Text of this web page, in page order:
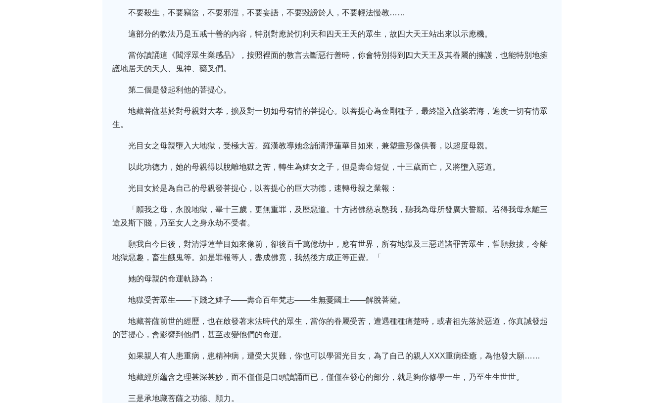
不要殺生，不要竊盜，不要邪淫，不要妄語，不要毀謗於人，不要輕法慢教……
這部分的教法乃是五戒十善的內容，特別對應於忉利天和四天王天的眾生，故四大天王站出來以示應機。
當你讀誦這《閻浮眾生業感品》，按照裡面的教言去斷惡行善時，你會特別得到四大天王及其眷屬的擁護，也能特別地擁
護地居天的天人、鬼神、藥叉們。
第二個是發起利他的菩提心。
地藏菩薩基於對母親對大孝，擴及對一切如母有情的菩提心。以菩提心為金剛種子，最終證入薩婆若海，遍度一切有情眾
生。
光目女之母親墮入大地獄，受極大苦。羅漢教導她念誦清淨蓮華目如來，兼塑畫形像供養，以超度母親。
以此功德力，她的母親得以脫離地獄之苦，轉生為婢女之子，但是壽命短促，十三歲而亡，又將墮入惡道。
光目女於是為自己的母親發菩提心，以菩提心的巨大功德，速轉母親之業報：
「願我之母，永脫地獄，畢十三歲，更無重罪，及歷惡道。十方諸佛慈哀愍我，聽我為母所發廣大誓願。若得我母永離三
途及斯下賤，乃至女人之身永劫不受者。
願我自今日後，對清淨蓮華目如來像前，卻後百千萬億劫中，應有世界，所有地獄及三惡道諸罪苦眾生，誓願救拔，令離
地獄惡趣，畜生餓鬼等。如是罪報等人，盡成佛竟，我然後方成正等正覺。「
她的母親的命運軌跡為：
地獄受苦眾生——下賤之婢子——壽命百年梵志——生無憂國土——解脫菩薩。
地藏菩薩前世的經歷，也在啟發著末法時代的眾生，當你的眷屬受苦，遭遇種種痛楚時，或者祖先落於惡道，你真誠發起
的菩提心，會影響到他們，甚至改變他們的命運。
如果親人有人患重病，患精神病，遭受大災難，你也可以學習光目女，為了自己的親人XXX重病痊癒，為他發大願……
地藏經所蘊含之理甚深甚妙，而不僅僅是口頭讀誦而已，僅僅在發心的部分，就足夠你修學一生，乃至生生世世。
三是承地藏菩薩之功德、願力。